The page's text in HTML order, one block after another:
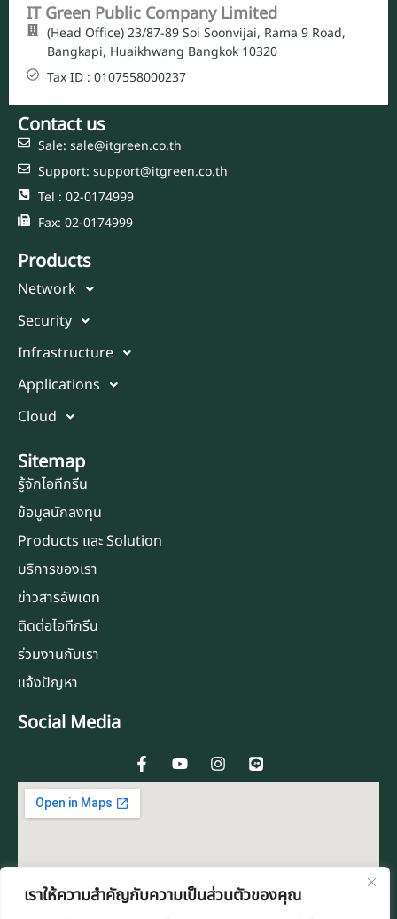
เราให้ความสำคัญกับความเป็นส่วนตัวของคุณ
IT Green Public Company Limited
(Head Office) 23/87-89 Soi Soonvijai, Rama 9 Road,
Bangkapi, Huaikhwang Bangkok 10320
Tax ID : 0107558000237
Contact us
Sale: sale@itgreen.co.th
Support: support@itgreen.co.th
Tel : 02-0174999
Fax: 02-0174999
Products
Network
Security
Infrastructure
Applications
Cloud
Sitemap
รู้จักไอทีกรีน
ข้อมูลนักลงทุน
Products และ Solution
บริการของเรา
ข่าวสารอัพเดท
ติดต่อไอทีกรีน
ร่วมงานกับเรา
แจ้งปัญหา
Social Media
a
c
e
-
f
o
u
t
n
s
t
m
i
n
e